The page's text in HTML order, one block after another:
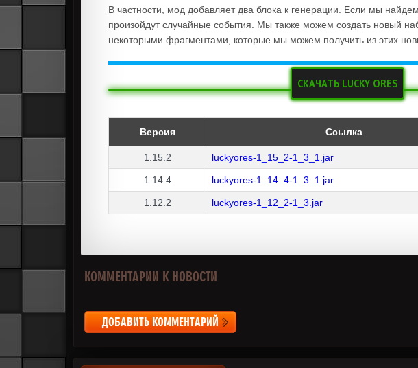
В частности, мод добавляет два блока к генерации. Если мы
произойдут случайные события. Мы также можем создать новый
некоторыми фрагментами, которые мы можем получить из этих
СКАЧАТЬ LUCKY ORES
Версия Ссылка
1.15.2 luckyores-1_15_2-1_3_1.jar
1.14.4 luckyores-1_14_4-1_3_1.jar
1.12.2 luckyores-1_12_2-1_3.jar
КОММЕНТАРИИ К НОВОСТИ
ДОБАВИТЬ КОММЕНТАРИЙ